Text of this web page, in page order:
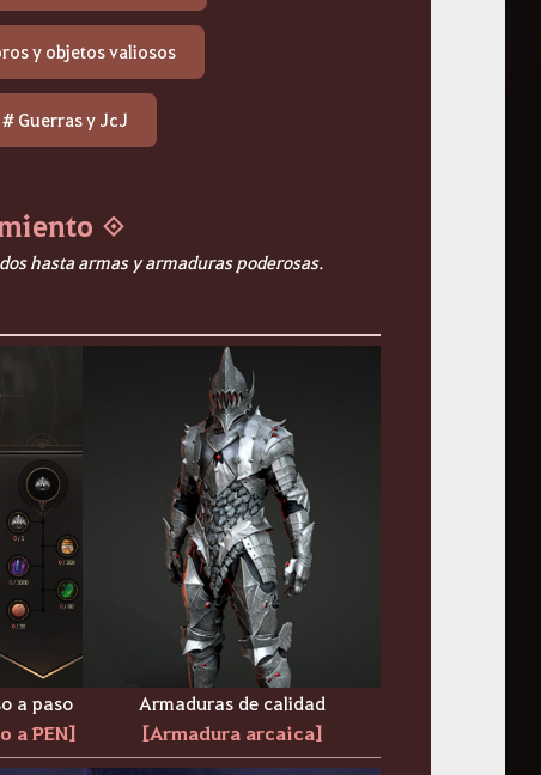
y objetos valiosos
# Guerras y JcJ
◈
hasta armas y armaduras poderosas.
a paso
a PEN]
Armaduras de calidad
[Armadura arcaica]